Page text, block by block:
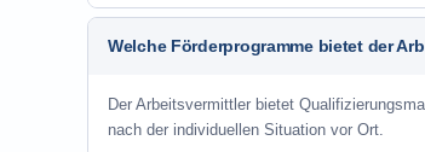
Welche Förderprogramme bietet der
Der Arbeitsvermittler bietet
nach der individuellen Situation vor Ort.